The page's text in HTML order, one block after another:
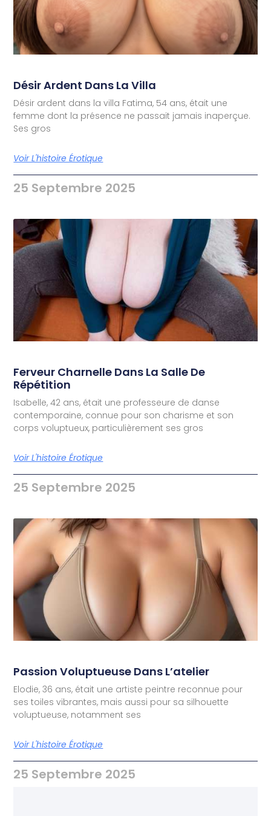
Désir Ardent Dans La Villa
Désir ardent dans la villa Fatima, 54 ans, était une
femme dont la présence ne passait jamais inaperçue.
Ses gros
Voir L'histoire Érotique
25 Septembre 2025
Ferveur Charnelle Dans La Salle De
Répétition
Isabelle, 42 ans, était une professeure de danse
contemporaine, connue pour son charisme et son
corps voluptueux, particulièrement ses gros
Voir L'histoire Érotique
25 Septembre 2025
Passion Voluptueuse Dans L’atelier
Elodie, 36 ans, était une artiste peintre reconnue pour
ses toiles vibrantes, mais aussi pour sa silhouette
voluptueuse, notamment ses
Voir L'histoire Érotique
25 Septembre 2025